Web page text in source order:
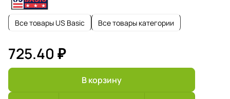
Все товары US Basic Все товары категории
725.40 ₽
В корзину